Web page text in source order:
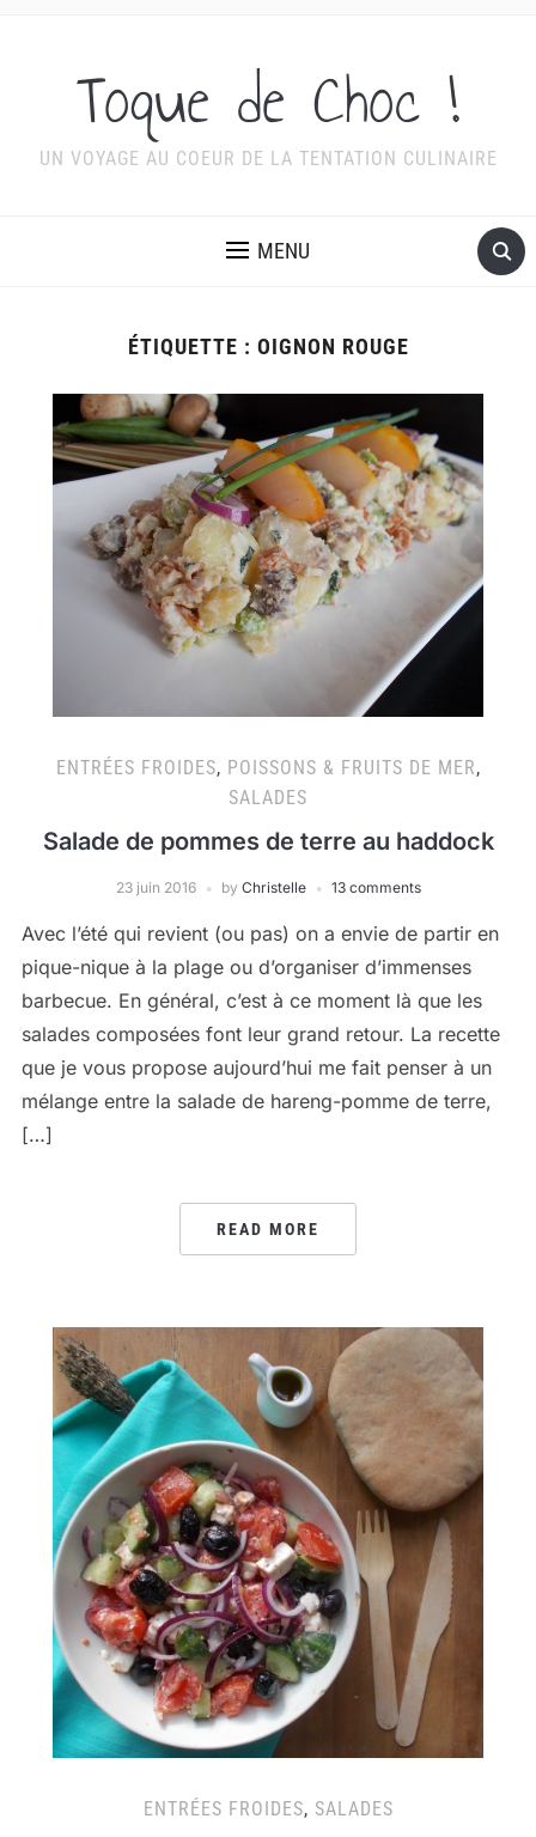
Toque de Choc !
UN VOYAGE AU COEUR DE LA TENTATION CULINAIRE
MENU
ÉTIQUETTE : OIGNON ROUGE
ENTRÉES FROIDES, POISSONS & FRUITS DE MER,
SALADES
Salade de pommes de terre au haddock
23 juin 2016 by Christelle 13 comments
Avec l’été qui revient (ou pas) on a envie de partir en
pique-nique à la plage ou d’organiser d’immenses
barbecue. En général, c’est à ce moment là que les
salades composées font leur grand retour. La recette
que je vous propose aujourd’hui me fait penser à un
mélange entre la salade de hareng-pomme de terre,
[…]
READ MORE
ENTRÉES FROIDES, SALADES